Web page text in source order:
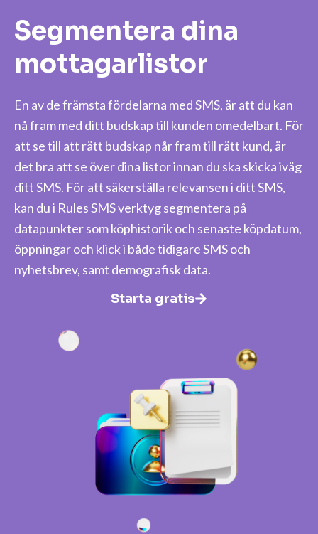
Segmentera dina
mottagarlistor
En av de främsta fördelarna med SMS, är att du kan
nå fram med ditt budskap till kunden omedelbart. För
att se till att rätt budskap når fram till rätt kund, är
det bra att se över dina listor innan du ska skicka iväg
ditt SMS. För att säkerställa relevansen i ditt SMS,
kan du i Rules SMS verktyg segmentera på
datapunkter som köphistorik och senaste köpdatum,
öppningar och klick i både tidigare SMS och
nyhetsbrev, samt demografisk data.
Starta gratis